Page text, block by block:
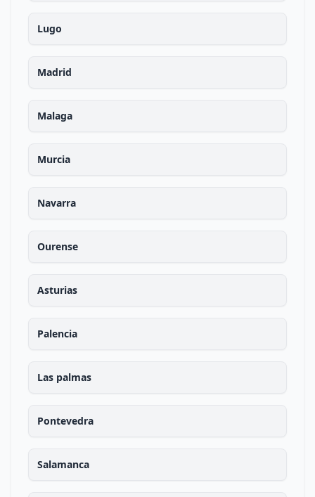
Lugo
Madrid
Malaga
Murcia
Navarra
Ourense
Asturias
Palencia
Las palmas
Pontevedra
Salamanca